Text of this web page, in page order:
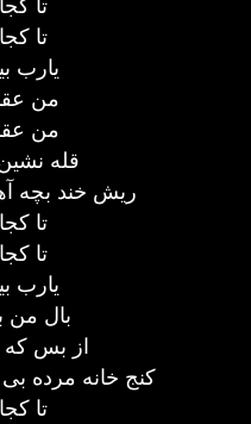
تا
تا
یارب
من
من
قله
ریش خند بچه
تا
تا
یارب
بال من
از بس که
کنج خانه مرده
تا